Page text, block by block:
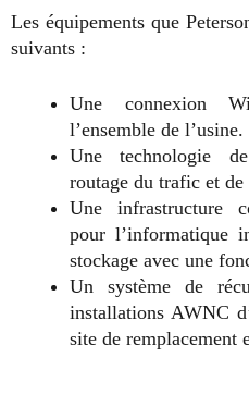
Les équipements que
suivants :
Une connexion
l’ensemble de l’usine.
Une technologie
routage du trafic et de
Une infrastructure
pour l’informatique
stockage avec une
Un système de
installations AWNC
site de remplacement